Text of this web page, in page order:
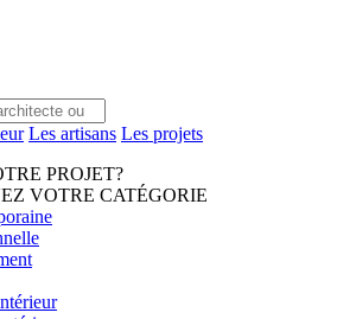
Les artisans Les projets
PROJET?
VOTRE CATÉGORIE